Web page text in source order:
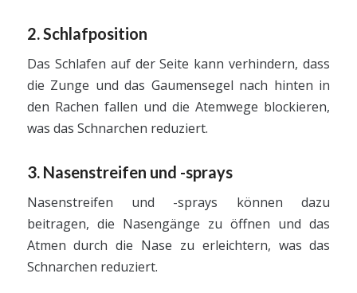
2. Schlafposition
Das Schlafen auf der Seite kann verhindern, dass
die Zunge und das Gaumensegel nach hinten in
den Rachen fallen und die Atemwege blockieren,
was das Schnarchen reduziert.
3. Nasenstreifen und -sprays
Nasenstreifen und -sprays können dazu
beitragen, die Nasengänge zu öffnen und das
Atmen durch die Nase zu erleichtern, was das
Schnarchen reduziert.